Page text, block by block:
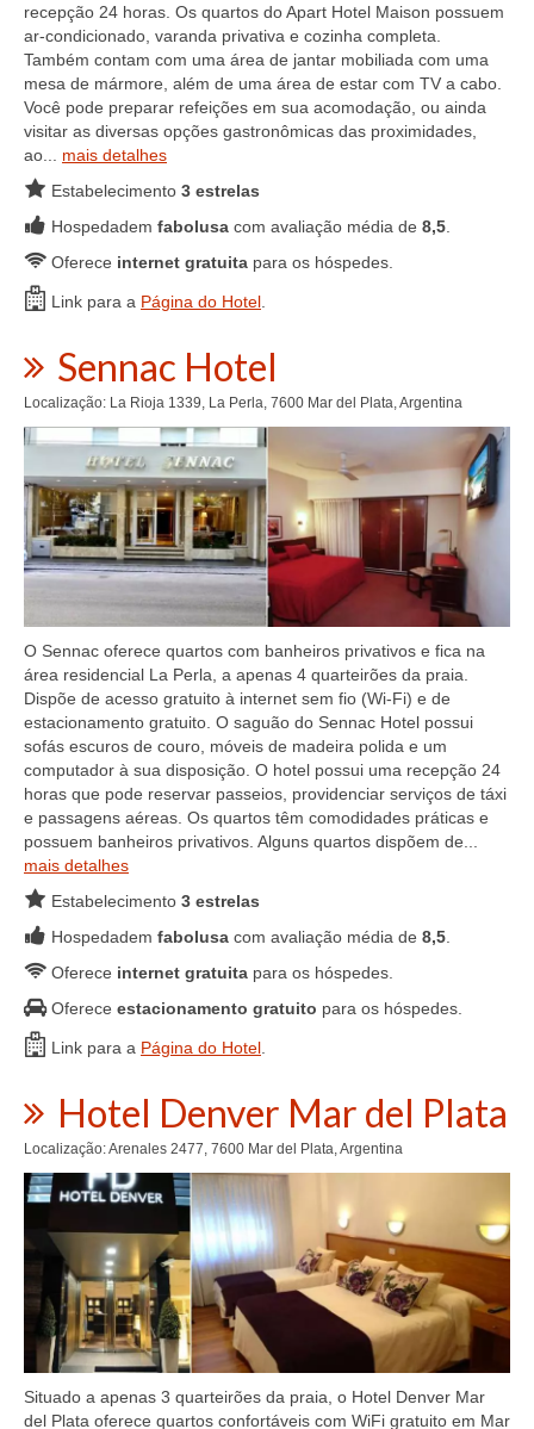
recepção 24 horas. Os quartos do Apart Hotel Maison possuem
ar-condicionado, varanda privativa e cozinha completa.
Também contam com uma área de jantar mobiliada com uma
mesa de mármore, além de uma área de estar com TV a cabo.
Você pode preparar refeições em sua acomodação, ou ainda
visitar as diversas opções gastronômicas das proximidades,
ao... mais detalhes
Estabelecimento 3 estrelas
Hospedadem fabolusa com avaliação média de 8,5
Oferece internet gratuita para os hóspedes.
Link para a Página do Hotel
Sennac Hotel
Localização: La Rioja 1339, La Perla, 7600 Mar del Plata, Argentina
O Sennac oferece quartos com banheiros privativos e fica na
área residencial La Perla, a apenas 4 quarteirões da praia.
Dispõe de acesso gratuito à internet sem fio (Wi-Fi) e de
estacionamento gratuito. O saguão do Sennac Hotel possui
sofás escuros de couro, móveis de madeira polida e um
computador à sua disposição. O hotel possui uma recepção 24
horas que pode reservar passeios, providenciar serviços de táxi
e passagens aéreas. Os quartos têm comodidades práticas e
possuem banheiros privativos. Alguns quartos dispõem de...
mais detalhes
Estabelecimento 3 estrelas
Hospedadem fabolusa com avaliação média de 8,5
Oferece internet gratuita para os hóspedes.
Oferece estacionamento gratuito para os hóspedes.
Link para a Página do Hotel
Hotel Denver Mar del Plata
Localização: Arenales 2477, 7600 Mar del Plata, Argentina
Situado a apenas 3 quarteirões da praia, o Hotel Denver Mar
del Plata oferece quartos confortáveis com WiFi gratuito em Mar